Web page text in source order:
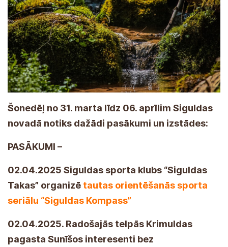
Šonedēļ no 31. marta līdz 06. aprīlim Siguldas
novadā notiks dažādi pasākumi un izstādes:
PASĀKUMI –
02.04.2025 Siguldas sporta klubs “Siguldas
Takas” organizē tautas orientēšanās sporta
seriālu “Siguldas Kompass”
02.04.2025. Radošajās telpās Krimuldas
pagasta Sunīšos interesenti bez